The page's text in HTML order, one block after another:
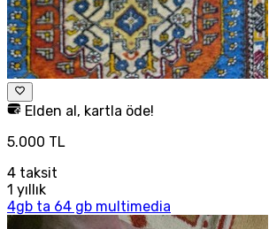
Elden al, kartla öde!
5.000 TL
4 taksit
1 yıllık
4gb ta 64 gb multimedia